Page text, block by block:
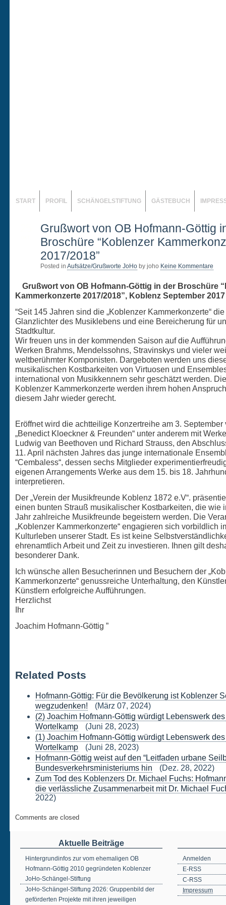
START PROFIL SCHÄNGELSTIFTUNG GÄSTEBUCH
Grußwort von OB Hofmann-Göttig
Broschüre “Koblenzer
2017/2018”
Posted in Aufsätze/Grußworte JoHo by joho Keine Kommentare
Grußwort von OB Hofmann-Göttig in der Broschüre
Kammerkonzerte 2017/2018”, Koblenz September 2017
“Seit 145 Jahren sind die „Koblenzer Kammerkonzerte“ die
Glanzlichter des Musiklebens und eine Bereicherung für
Stadtkultur.
Wir freuen uns in der kommenden Saison auf die
Werken Brahms, Mendelssohns, Stravinskys und vieler
weltberühmter Komponisten. Dargeboten werden uns
musikalischen Kostbarkeiten von Virtuosen und
international von Musikkennern sehr geschätzt werden. Die
Koblenzer Kammerkonzerte werden ihrem hohen
diesem Jahr wieder gerecht.
Eröffnet wird die achtteilige Konzertreihe am 3. September
„Benedict Kloeckner & Freunden“ unter anderem mit
Ludwig van Beethoven und Richard Strauss, den
11. April nächsten Jahres das junge internationale
“Cembaless“, dessen sechs Mitglieder
eigenen Arrangements Werke aus dem 15. bis 18.
interpretieren.
Der „Verein der Musikfreunde Koblenz 1872 e.V“.
einen bunten Strauß musikalischer Kostbarkeiten, die wie
Jahr zahlreiche Musikfreunde begeistern werden. Die
„Koblenzer Kammerkonzerte“ engagieren sich vorbildlich
Kulturleben unserer Stadt. Es ist keine
ehrenamtlich Arbeit und Zeit zu investieren. Ihnen gilt
besonderer Dank.
Ich wünsche allen Besucherinnen und Besuchern der
Kammerkonzerte“ genussreiche Unterhaltung, den
Künstlern erfolgreiche Aufführungen.
Herzlichst
Ihr
Joachim Hofmann-Göttig ”
Related Posts
Hofmann-Göttig: Für die Bevölkerung ist Koblenzer
wegzudenken!
(März 07, 2024)
(2) Joachim Hofmann-Göttig würdigt Lebenswerk
Wortelkamp
(Juni 28, 2023)
(1) Joachim Hofmann-Göttig würdigt Lebenswerk
Wortelkamp
(Juni 28, 2023)
Hofmann-Göttig weist auf den “Leitfaden urbane
Bundesverkehrsministeriums hin
(Dez. 28, 2022)
Zum Tod des Koblenzers Dr. Michael Fuchs:
die verlässliche Zusammenarbeit mit Dr. Michael
2022)
Comments are closed
Aktuelle Beiträge
Hintergrundinfos zur vom ehemaligen OB
Hofmann-Göttig 2010 gegründeten Koblenzer
JoHo-Schängel-Stiftung
JoHo-Schängel-Stiftung 2026: Gruppenbild der
geförderten Projekte mit ihren jeweiligen
Anmelden
E-RSS
C-RSS
Impressum